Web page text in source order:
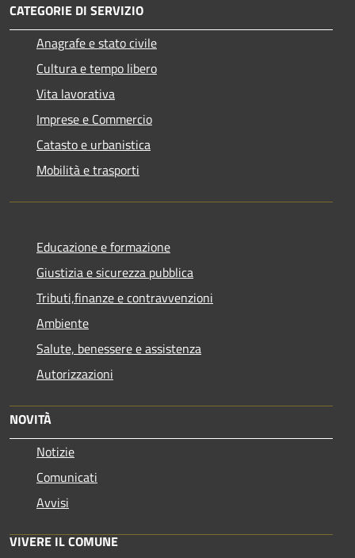
CATEGORIE DI SERVIZIO
Anagrafe e stato civile
Cultura e tempo libero
Vita lavorativa
Imprese e Commercio
Catasto e urbanistica
Mobilità e trasporti
Educazione e formazione
Giustizia e sicurezza pubblica
Tributi,finanze e contravvenzioni
Ambiente
Salute, benessere e assistenza
Autorizzazioni
NOVITÀ
Notizie
Comunicati
Avvisi
VIVERE IL COMUNE